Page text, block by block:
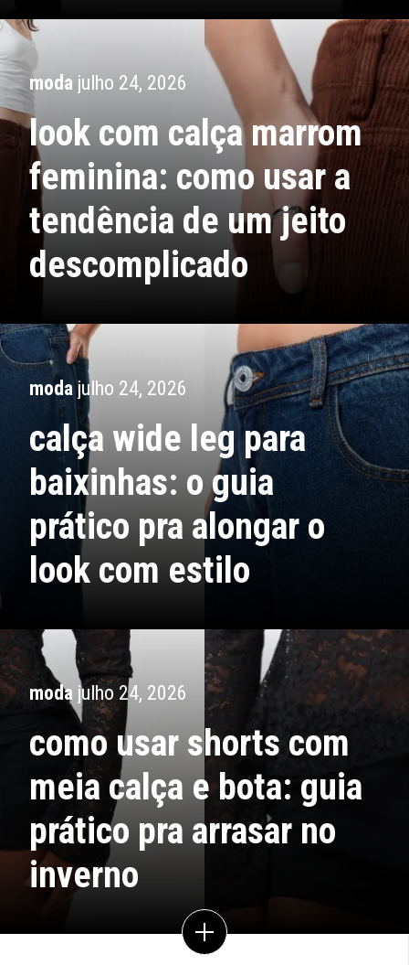
moda julho 24, 2026
look com calça marrom
feminina: como usar a
tendência de um jeito
descomplicado
modajulho 24, 2026
calça wide leg para
baixinhas: o guia
prático pra alongar o
look com estilo
moda julho 24, 2026
como usar shorts com
meia calça e bota: guia
prático pra arrasar no
inverno